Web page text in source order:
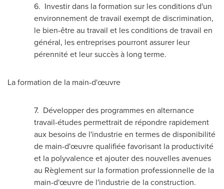
6. Investir dans la formation sur les conditions d'un
environnement de travail exempt de discrimination,
le bien-être au travail et les conditions de travail en
général, les entreprises pourront assurer leur
pérennité et leur succès à long terme.
La formation de la main-d'œuvre
7. Développer des programmes en alternance
travail-études permettrait de répondre rapidement
aux besoins de l'industrie en termes de disponibilité
de main-d'œuvre qualifiée favorisant la productivité
et la polyvalence et ajouter des nouvelles avenues
au Règlement sur la formation professionnelle de la
main-d'œuvre de l'industrie de la construction.